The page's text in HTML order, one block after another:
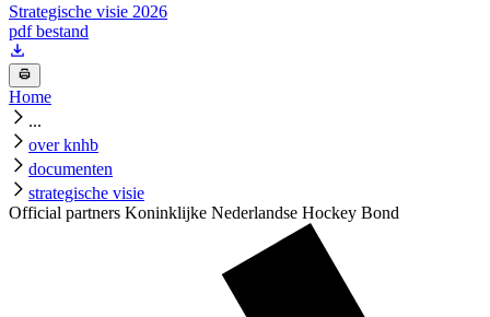
Strategische visie 2026
pdf bestand
Home
...
over knhb
documenten
strategische visie
Official partners Koninklijke Nederlandse Hockey Bond